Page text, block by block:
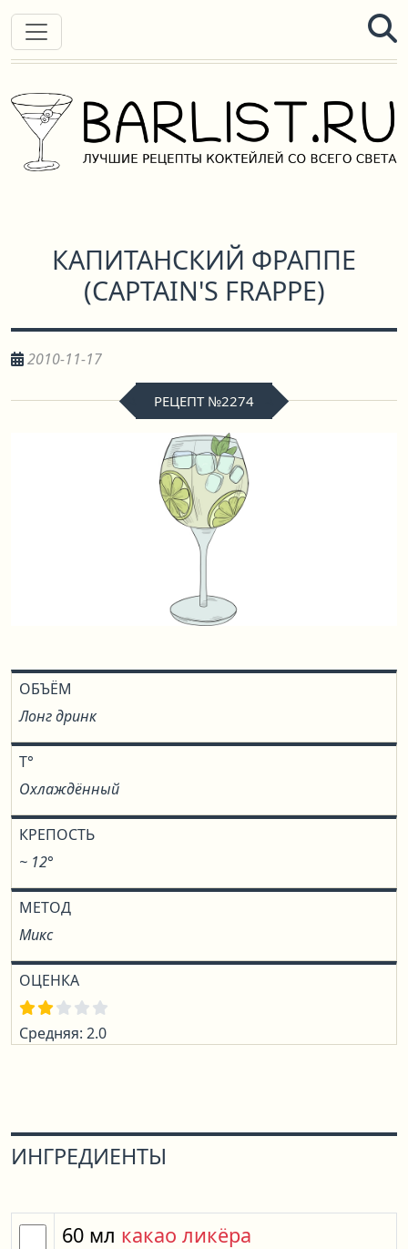
КАПИТАНСКИЙ ФРАППЕ
(CAPTAIN'S FRAPPE)
2010-11-17
РЕЦЕПТ №2274
ОБЪЁМ
Лонг дринк
T°
Охлаждённый
КРЕПОСТЬ
~ 12°
МЕТОД
Микс
ОЦЕНКА
Средняя: 2.0
ИНГРЕДИЕНТЫ
60 мл какао ликёра